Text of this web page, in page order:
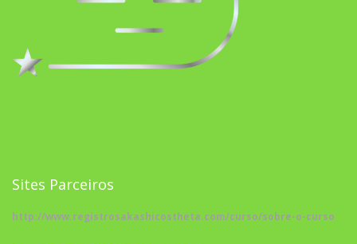
Sites Parceiros
http://www.registrosakashicostheta.com/curso/sobre-o-curso